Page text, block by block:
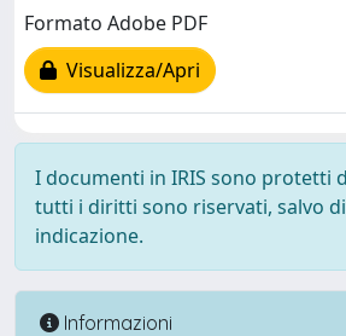
Formato Adobe PDF
Visualizza/Apri
I documenti in IRIS sono protetti
tutti i diritti sono riservati, salvo
indicazione.
Informazioni